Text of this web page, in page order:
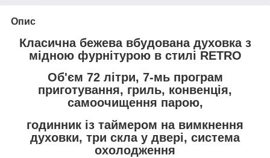
Опис
Класична бежева вбудована духовка з
мідною фурнітурою в стилі RETRO
Об'єм 72 літри, 7-мь програм
приготування, гриль, конвенція,
самоочищення парою,
годинник із таймером на вимкнення
духовки, три скла у двері, система
охолодження